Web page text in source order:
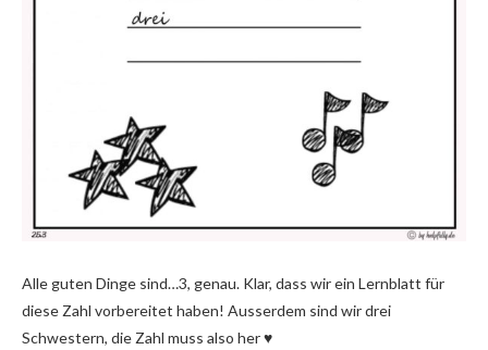
Alle guten Dinge sind…3, genau. Klar, dass wir ein Lernblatt für
diese Zahl vorbereitet haben! Ausserdem sind wir drei
Schwestern, die Zahl muss also her ♥